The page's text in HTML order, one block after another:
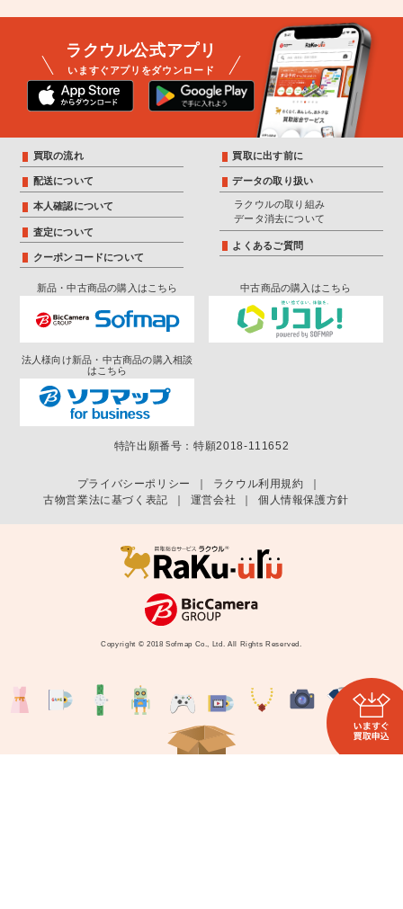
ラクウル公式アプリ
いますぐアプリをダウンロード
買取の流れ
配送について
本人確認について
査定について
クーポンコードについて
買取に出す前に
データの取り扱い
ラクウルの取り組み
データ消去について
よくあるご質問
新品・中古商品の購入はこちら 中古商品の購入はこちら
法人様向け新品・中古商品の購入相談
はこちら
プライバシーポリシー ラクウル利用規約
古物営業法に基づく表記
運営会社 個人情報保護方針
特許出願番号：特願2018-111652
Copyright © 2018 Sofmap Co., Ltd. All Rights Reserved.